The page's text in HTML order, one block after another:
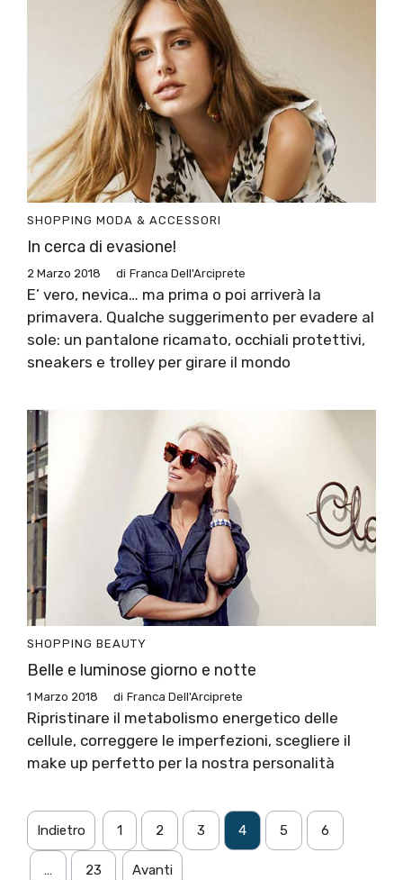
SHOPPING MODA & ACCESSORI
In cerca di evasione!
2 Marzo 2018 di Franca Dell'Arciprete
E’ vero, nevica… ma prima o poi arriverà la
primavera. Qualche suggerimento per evadere al
sole: un pantalone ricamato, occhiali protettivi,
sneakers e trolley per girare il mondo
SHOPPING BEAUTY
Belle e luminose giorno e notte
1 Marzo 2018 di Franca Dell'Arciprete
Ripristinare il metabolismo energetico delle
cellule, correggere le imperfezioni, scegliere il
make up perfetto per la nostra personalità
Indietro 1 2 3 4 5 6
… 23 Avanti